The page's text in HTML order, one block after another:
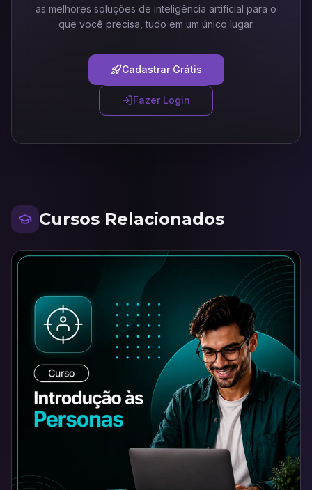
as melhores soluções de inteligência artificial para o
que você precisa, tudo em um único lugar.
Cadastrar Grátis
Fazer Login
Cursos Relacionados